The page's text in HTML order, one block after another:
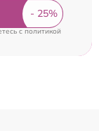
c политикой